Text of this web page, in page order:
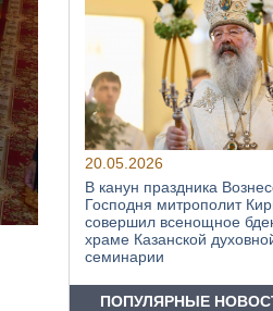
20.05.2026
В канун праздника
Господня митрополит
совершил всенощное
храме Казанской
семинарии
ПОПУЛЯРНЫЕ